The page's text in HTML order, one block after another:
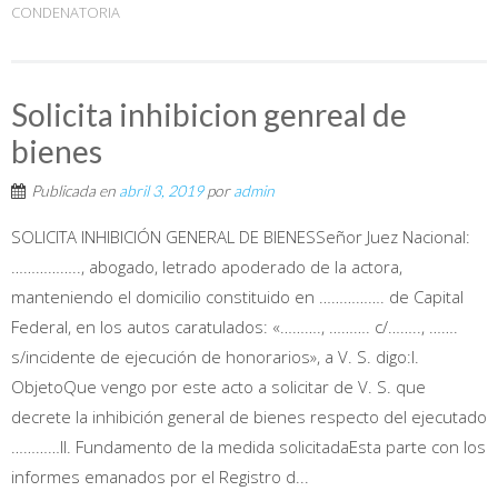
CONDENATORIA
Solicita inhibicion genreal de
bienes
Publicada en abril 3, 2019poradmin
SOLICITA INHIBICIÓN GENERAL DE BIENESSeñor Juez Nacional:
…………….., abogado, letrado apoderado de la actora,
manteniendo el domicilio constituido en ……………. de Capital
Federal, en los autos caratulados: «………., ………. c/…….., …….
s/incidente de ejecución de honorarios», a V. S. digo:I.
ObjetoQue vengo por este acto a solicitar de V. S. que
decrete la inhibición general de bienes respecto del ejecutado
…………II. Fundamento de la medida solicitadaEsta parte con los
informes emanados por el Registro d...